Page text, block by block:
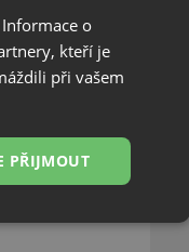
MIDA-S bílá 521457
o
kteří je
při vašem
PŘIJMOUT
Nezařazené